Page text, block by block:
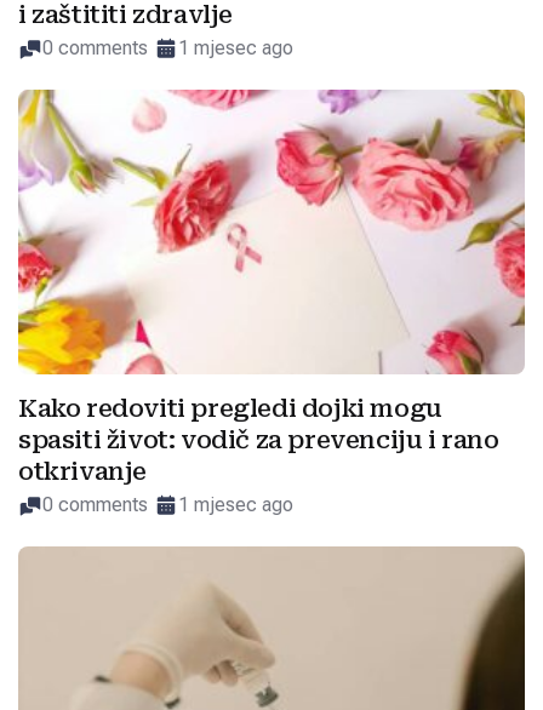
i zaštititi zdravlje
0 comments 1 mjesec ago
Kako redoviti pregledi dojki mogu
spasiti život: vodič za prevenciju i rano
otkrivanje
0 comments 1 mjesec ago